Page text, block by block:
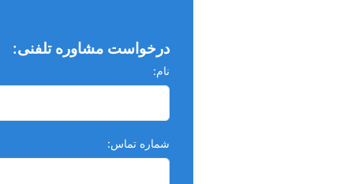
درخواست مشاوره تلفنی:
نام:
شماره تماس: